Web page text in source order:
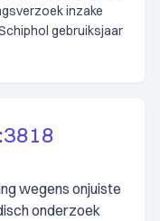
inzake
gebruiksjaar
wegens onjuiste
onderzoek